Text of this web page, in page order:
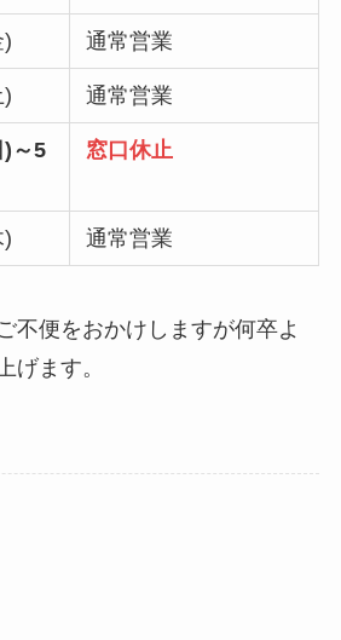
通常営業
通常営業
)～5
窓口休止
通常営業
不便をおかけしますが何卒よ
げます。